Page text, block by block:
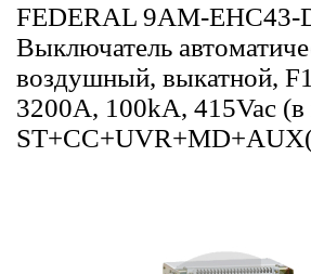
FEDERAL 9AM-EHC43-
Выключатель
воздушный, выкатной,
3200A, 100kA, 415Vac (в